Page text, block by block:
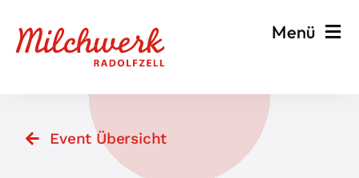
Inhalt
Menü
Veranstalten & Planen
Besuchen & Informieren
Event Übersicht